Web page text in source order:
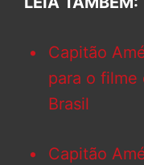
Capitão
para o filme
Brasil
Capitão